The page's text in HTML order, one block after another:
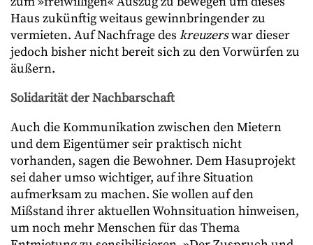
Haus zukünftig weitaus gewinnbringender zu
vermieten. Auf Nachfrage des kreuzerswar dieser
jedoch bisher nicht bereit sich zu den Vorwürfen zu
äußern.
Solidarität der Nachbarschaft
Auch die Kommunikation zwischen den Mietern
und dem Eigentümer seir praktisch nicht
vorhanden, sagen die Bewohner. Dem Hasuprojekt
sei daher umso wichtiger, auf ihre Situation
aufmerksam zu machen. Sie wollen auf den
Mißstand ihrer aktuellen Wohnsituation hinweisen,
um noch mehr Menschen für das Thema